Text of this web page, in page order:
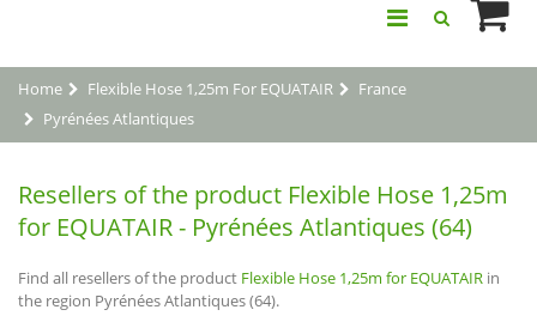
Home Flexible Hose 1,25m For EQUATAIR
France
Pyrénées Atlantiques
Resellers of the product Flexible Hose 1,25m
for EQUATAIR - Pyrénées Atlantiques (64)
Find all resellers of the product Flexible Hose 1,25m for EQUATAIR in
the region Pyrénées Atlantiques (64).